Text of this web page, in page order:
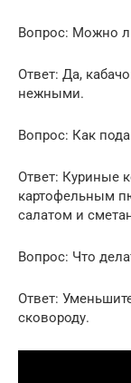
Вопрос: Можно
Ответ: Да,
нежными.
Вопрос: Как
Ответ: Куриные
картофельным
салатом и
Вопрос: Что
Ответ:
сковороду.